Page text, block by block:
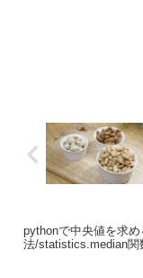
pythonで中央値を求め
法/statistics.median関